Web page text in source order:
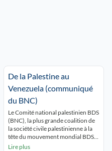
De la Palestine au
Venezuela (communiqué
du BNC)
Le Comité national palestinien BDS
(BNC), la plus grande coalition de
la société civile palestinienne à la
tête du mouvement mondial BDS,
condamne l’agression militaire
Lire plus